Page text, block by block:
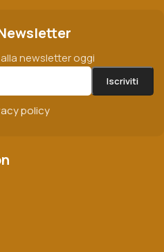
newsletter oggi
policy